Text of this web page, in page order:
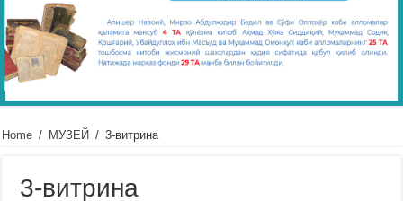
Home / МУЗЕЙ / 3-витрина
3-витрина